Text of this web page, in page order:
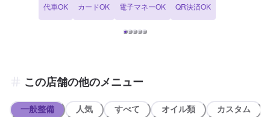
店は2級整備士が1名在籍しております！お車の整備の際は、安心して
当店にお預けくださいませ！ 【アクセス】 当店は長浜バイパス(国道
8号線)、県道37号線が交わる場所にございます。また、川崎交差点の
代車OK カードOK 電子マネーOK QR決済OK
この店舗の他のメニュー
一般整備 人気 すべて オイル類 カスタム